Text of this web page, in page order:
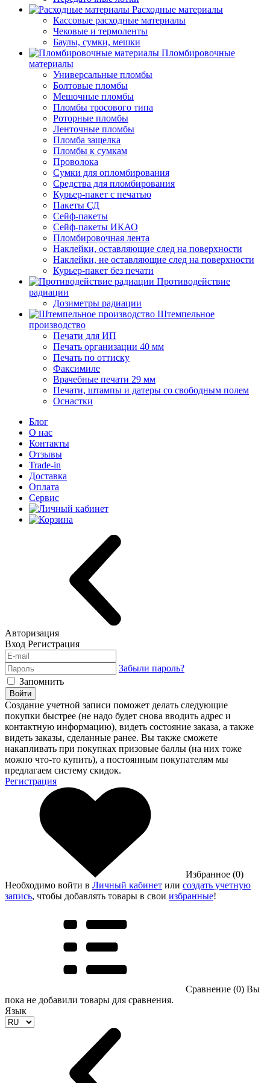
Расходные материалы
Кассовые расходные материалы
Чековые и термоленты
Баулы, сумки, мешки
Пломбировочные
материалы
Универсальные пломбы
Болтовые пломбы
Мешочные пломбы
Пломбы тросового типа
Роторные пломбы
Ленточные пломбы
Пломба защелка
Пломбы к сумкам
Проволока
Сумки для опломбирования
Средства для пломбирования
Курьер-пакет с печатью
Пакеты СД
Сейф-пакеты
Сейф-пакеты ИКАО
Пломбировочная лента
Наклейки, оставляющие след на поверхности
Наклейки, не оставляющие след на поверхности
Курьер-пакет без печати
Противодействие
радиации
Дозиметры радиации
Штемпельное
производство
Печати для ИП
Печать организации 40 мм
Печать по оттиску
Факсимиле
Врачебные печати 29 мм
Печати, штампы и датеры со свободным полем
Оснастки
Блог
О нас
Контакты
Отзывы
Trade-in
Доставка
Оплата
Сервис
Авторизация
Вход Регистрация
Забыли пароль?
Запомнить
Войти
Создание учетной записи поможет делать следующие
покупки быстрее (не надо будет снова вводить адрес и
контактную информацию), видеть состояние заказа, а также
видеть заказы, сделанные ранее. Вы также сможете
накапливать при покупках призовые баллы (на них тоже
можно что-то купить), а постоянным покупателям мы
предлагаем систему скидок.
Регистрация
Избранное (0)
Необходимо войти в Личный кабинет или создать учетную
запись, чтобы добавлять товары в свои избранные!
Сравнение (0) Вы
пока не добавили товары для сравнения.
Язык